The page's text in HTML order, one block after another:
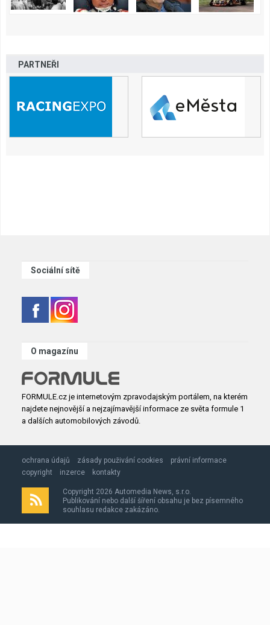
PARTNEŘI
Sociální sítě
O magazínu
FORMULE.cz je internetovým zpravodajským portálem, na kterém
najdete nejnovější a nejzajímavější informace ze světa formule 1
a dalších automobilových závodů.
ochrana údajů zásady použivání cookies
právní informace
copyright
inzerce kontakty
Copyright 2026 Automedia News, s.r.o.
Publikování nebo další šíření obsahu je bez písemného
souhlasu redakce zakázáno.